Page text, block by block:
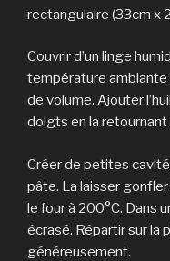
rectangulaire (33cm x
Couvrir d’un linge
température
de volume. Ajouter
doigts en la retournant
Créer de petites
pâte. La laisser
le four à 200°C. Dans
écrasé. Répartir sur la
généreusement.